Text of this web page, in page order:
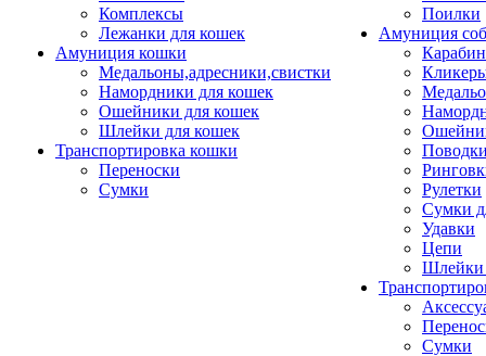
Комплексы
Лежанки для кошек
Амуниция кошки
Медальоны,адресники,свистки
Намордники для кошек
Ошейники для кошек
Шлейки для кошек
Транспортировка кошки
Переноски
Сумки
Поилки
Амуниция
Рулетки
Сумки
Удавки
Цепи
Шлейки
Сумки